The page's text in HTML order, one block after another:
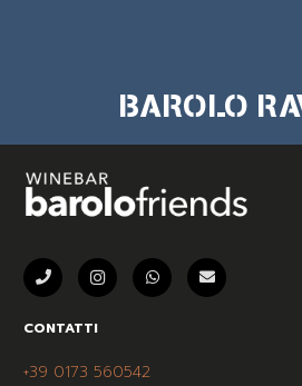
BAROLO
CONTATTI
+39 0173 560542